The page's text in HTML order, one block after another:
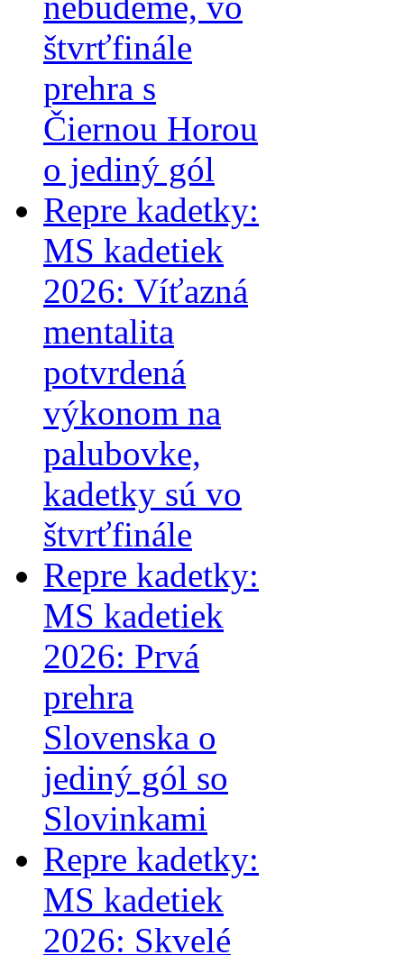
štvrťfinále
prehra s
Čiernou Horou
o jediný gól
Repre kadetky:
MS kadetiek
2026: Víťazná
mentalita
potvrdená
výkonom na
palubovke,
kadetky sú vo
štvrťfinále
Repre kadetky:
MS kadetiek
2026: Prvá
prehra
Slovenska o
jediný gól so
Slovinkami
Repre kadetky:
MS kadetiek
2026: Skvelé